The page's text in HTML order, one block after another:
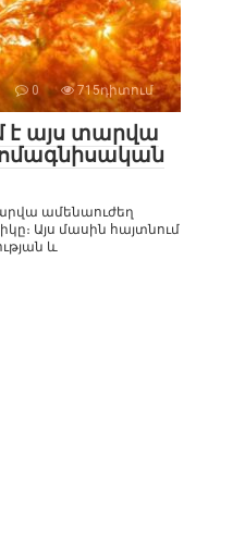
0 715դիտում
է այս տարվա
ամենաուժեղ
Այս մասին հայտնում
և